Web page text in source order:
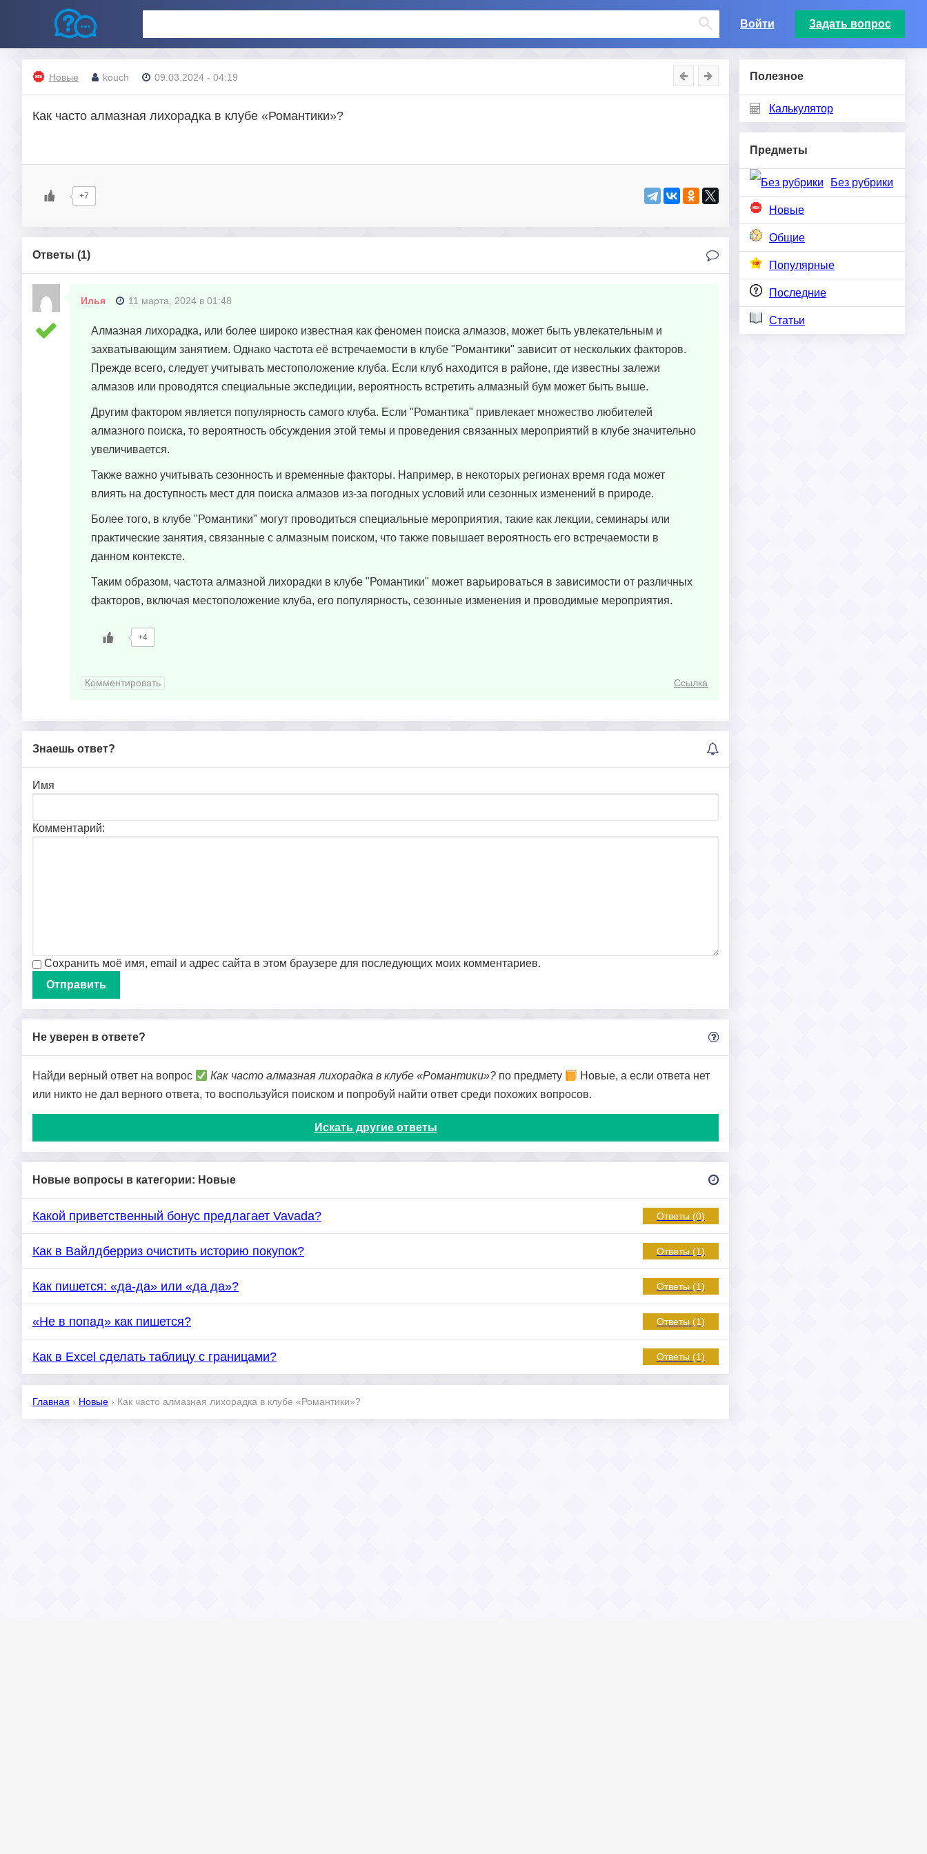
Войти Задать вопрос
Полезное
Калькулятор
Предметы
Без рубрики
Новые
Общие
Популярные
Последние
Статьи
Новые kouch 09.03.2024 - 04:19
Как часто алмазная лихорадка в клубе «Романтики»?
+7
Ответы (1)
Илья 11 марта, 2024 в 01:48
Алмазная лихорадка, или более широко известная как феномен поиска алмазов, может быть увлекательным и
захватывающим занятием. Однако частота её встречаемости в клубе "Романтики" зависит от нескольких факторов.
Прежде всего, следует учитывать местоположение клуба. Если клуб находится в районе, где известны залежи
алмазов или проводятся специальные экспедиции, вероятность встретить алмазный бум может быть выше.
Другим фактором является популярность самого клуба. Если "Романтика" привлекает множество любителей
алмазного поиска, то вероятность обсуждения этой темы и проведения связанных мероприятий в клубе значительно
увеличивается.
Также важно учитывать сезонность и временные факторы. Например, в некоторых регионах время года может
влиять на доступность мест для поиска алмазов из-за погодных условий или сезонных изменений в природе.
Более того, в клубе "Романтики" могут проводиться специальные мероприятия, такие как лекции, семинары или
практические занятия, связанные с алмазным поиском, что также повышает вероятность его встречаемости в
данном контексте.
Таким образом, частота алмазной лихорадки в клубе "Романтики" может варьироваться в зависимости от различных
факторов, включая местоположение клуба, его популярность, сезонные изменения и проводимые мероприятия.
+4
Комментировать Ссылка
Знаешь ответ?
Имя
Комментарий:
Сохранить моё имя, email и адрес сайта в этом браузере для последующих моих комментариев.
Не уверен в ответе?
Найди верный ответ на вопрос Как часто алмазная лихорадка в клубе «Романтики»? по предмету
Новые, а если ответа нет
или никто не дал верного ответа, то воспользуйся поиском и попробуй найти ответ среди похожих вопросов.
Искать другие ответы
Новые вопросы в категории: Новые
Какой приветственный бонус предлагает Vavada? Ответы (0)
Как в Вайлдберриз очистить историю покупок? Ответы (1)
Как пишется: «да-да» или «да да»? Ответы (1)
«Не в попад» как пишется? Ответы (1)
Как в Excel сделать таблицу с границами? Ответы (1)
Главная › Новые › Как часто алмазная лихорадка в клубе «Романтики»?